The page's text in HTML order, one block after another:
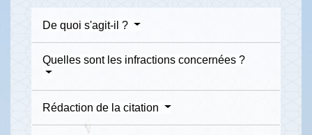
De quoi s'agit-il ?
Quelles sont les infractions concernées ?
Rédaction de la citation